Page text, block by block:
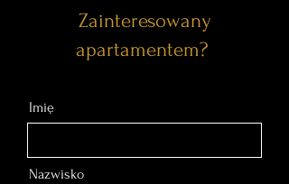
Zainteresowany
apartamentem?
Imię
Nazwisko